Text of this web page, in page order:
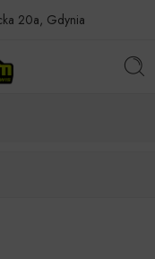
20a, Gdynia